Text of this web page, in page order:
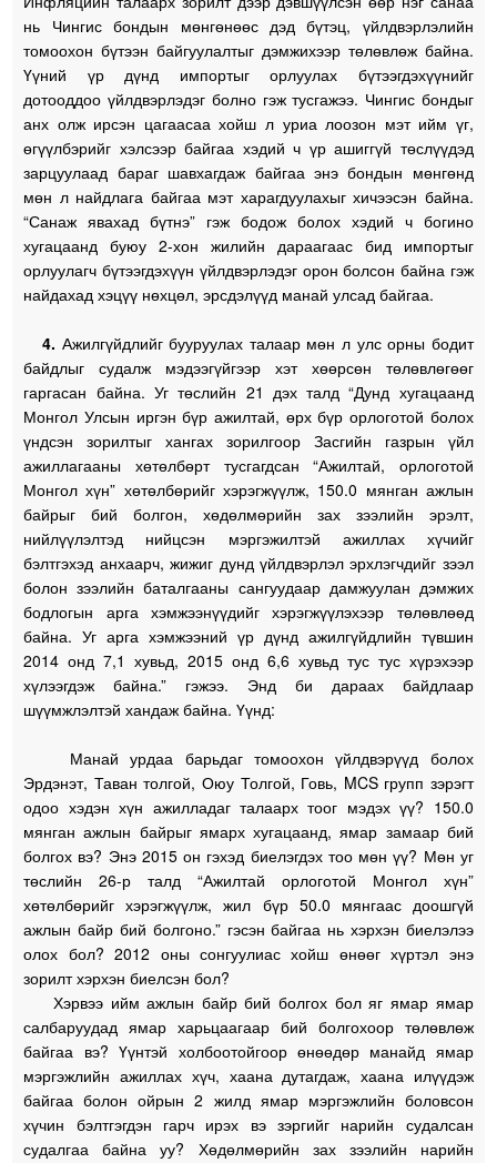
нь Чингис бондын мөнгөнөөс дэд бүтэц, үйлдвэрлэлийн
томоохон бүтээн байгуулалтыг дэмжихээр төлөвлөж байна.
Үүний үр дүнд импортыг орлуулах бүтээгдэхүүнийг
дотооддоо үйлдвэрлэдэг болно гэж тусгажээ. Чингис бондыг
анх олж ирсэн цагаасаа хойш л уриа лоозон мэт ийм үг,
өгүүлбэрийг хэлсээр байгаа хэдий ч үр ашиггүй төслүүдэд
зарцуулаад бараг шавхагдаж байгаа энэ бондын мөнгөнд
мөн л найдлага байгаа мэт харагдуулахыг хичээсэн байна.
“Санаж явахад бүтнэ” гэж бодож болох хэдий ч богино
хугацаанд буюу 2-хон жилийн дараагаас бид импортыг
орлуулагч бүтээгдэхүүн үйлдвэрлэдэг орон болсон байна гэж
найдахад хэцүү нөхцөл, эрсдэлүүд манай улсад байгаа.
4. Ажилгүйдлийг бууруулах талаар мөн л улс орны бодит
байдлыг судалж мэдээгүйгээр хэт хөөрсөн төлөвлөгөөг
гаргасан байна. Уг төслийн 21 дэх талд “Дунд хугацаанд
Монгол Улсын иргэн бүр ажилтай, өрх бүр орлоготой болох
үндсэн зорилтыг хангах зорилгоор Засгийн газрын үйл
ажиллагааны хөтөлбөрт тусгагдсан “Ажилтай, орлоготой
Монгол хүн” хөтөлбөрийг хэрэгжүүлж, 150.0 мянган ажлын
байрыг бий болгон, хөдөлмөрийн зах зээлийн эрэлт,
нийлүүлэлтэд нийцсэн мэргэжилтэй ажиллах хүчийг
бэлтгэхэд анхаарч, жижиг дунд үйлдвэрлэл эрхлэгчдийг зээл
болон зээлийн баталгааны сангуудаар дамжуулан дэмжих
бодлогын арга хэмжээнүүдийг хэрэгжүүлэхээр төлөвлөөд
байна. Уг арга хэмжээний үр дүнд ажилгүйдлийн түвшин
2014 онд 7,1 хувьд, 2015 онд 6,6 хувьд тус тус хүрэхээр
хүлээгдэж байна.” гэжээ. Энд би дараах байдлаар
шүүмжлэлтэй хандаж байна. Үүнд:
Манай урдаа барьдаг томоохон үйлдвэрүүд болох
Эрдэнэт, Таван толгой, Оюу Толгой, Говь, MCS групп зэрэгт
одоо хэдэн хүн ажилладаг талаарх тоог мэдэх үү? 150.0
мянган ажлын байрыг ямарх хугацаанд, ямар замаар бий
болгох вэ? Энэ 2015 он гэхэд биелэгдэх тоо мөн үү? Мөн уг
төслийн 26-р талд “Ажилтай орлоготой Монгол хүн”
хөтөлбөрийг хэрэгжүүлж, жил бүр 50.0 мянгаас доошгүй
ажлын байр бий болгоно.” гэсэн байгаа нь хэрхэн биелэлээ
олох бол? 2012 оны сонгуулиас хойш өнөөг хүртэл энэ
зорилт хэрхэн биелсэн бол?
Хэрвээ ийм ажлын байр бий болгох бол яг ямар ямар
салбаруудад ямар харьцаагаар бий болгохоор төлөвлөж
байгаа вэ? Үүнтэй холбоотойгоор өнөөдөр манайд ямар
мэргэжлийн ажиллах хүч, хаана дутагдаж, хаана илүүдэж
байгаа болон ойрын 2 жилд ямар мэргэжлийн боловсон
хүчин бэлтгэгдэн гарч ирэх вэ зэргийг нарийн судалсан
судалгаа байна уу? Хөдөлмөрийн зах зээлийн нарийн